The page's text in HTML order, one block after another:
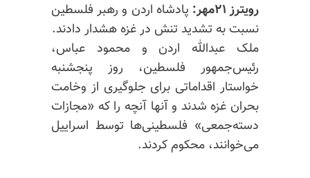
رویترز ۲۱مهر:
پادشاه اردن و رهبر فلسطین
نسبت به تشدید تنش در غزه هشدار دادند.
ملک عبدالله اردن و محمود عباس،
رئیس‌جمهور فلسطین، روز پنجشنبه
خواستار اقداماتی برای جلوگیری از وخامت
بحران غزه شدند و آنها آنچه را که «مجازات
دسته‌جمعی» فلسطینی‌ها توسط اسراییل
می‌خوانند، محکوم کردند.